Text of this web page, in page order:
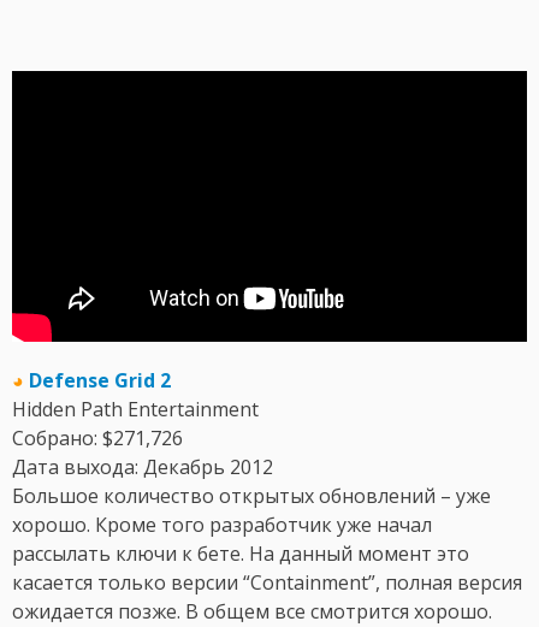
◕ Defense Grid 2
Hidden Path Entertainment
Собрано: $271,726
Дата выхода: Декабрь 2012
Большое количество открытых обновлений – уже
хорошо. Кроме того разработчик уже начал
рассылать ключи к бете. На данный момент это
касается только версии “Containment”, полная версия
ожидается позже. В общем все смотрится хорошо.